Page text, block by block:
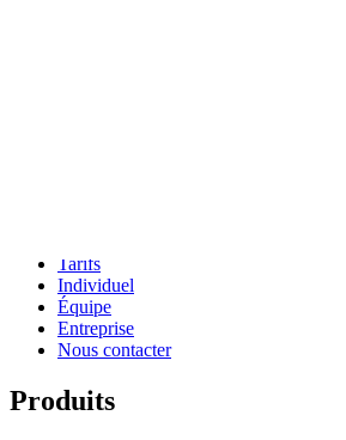
Tarifs
Individuel
Équipe
Entreprise
Nous contacter
Produits